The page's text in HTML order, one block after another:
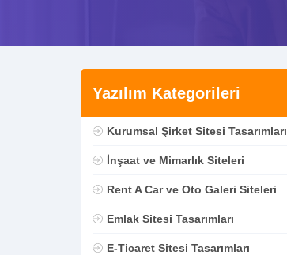
Yazılım Kategorileri
Kurumsal Şirket Sitesi Tasarımları
İnşaat ve Mimarlık Siteleri
Rent A Car ve Oto Galeri Siteleri
Emlak Sitesi Tasarımları
E-Ticaret Sitesi Tasarımları